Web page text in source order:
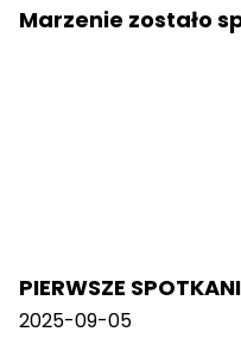
Marzenie zostało
PIERWSZE
2025-09-05